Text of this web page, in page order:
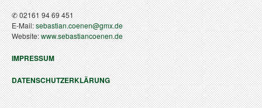
✆ 02161 94 69 451
E-Mail:sebastian.coenen@gmx.de
Website:www.sebastiancoenen.de
IMPRESSUM
DATENSCHUTZERKLÄRUNG